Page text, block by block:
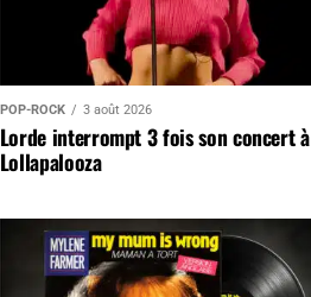
POP-ROCK 3 août 2026
Lorde interrompt 3 fois son concert à
Lollapalooza